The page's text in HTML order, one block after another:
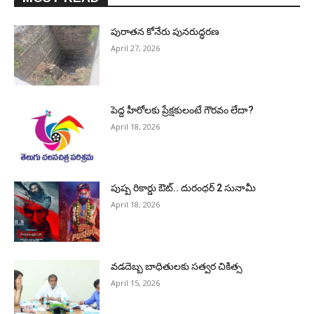
పురాత‌న కోనేరు పున‌రుద్ధ‌ర‌ణ
April 27, 2026
పెద్ద హీరోల‌కు ప్రేక్ష‌కులంటే గౌర‌వం లేదా?
April 18, 2026
పుష్ప రికార్డు ఔట్‌.. దురంధ‌ర్ 2 సునామీ
April 18, 2026
వడదెబ్బ బాధితులకు సత్వర చికిత్స
April 15, 2026